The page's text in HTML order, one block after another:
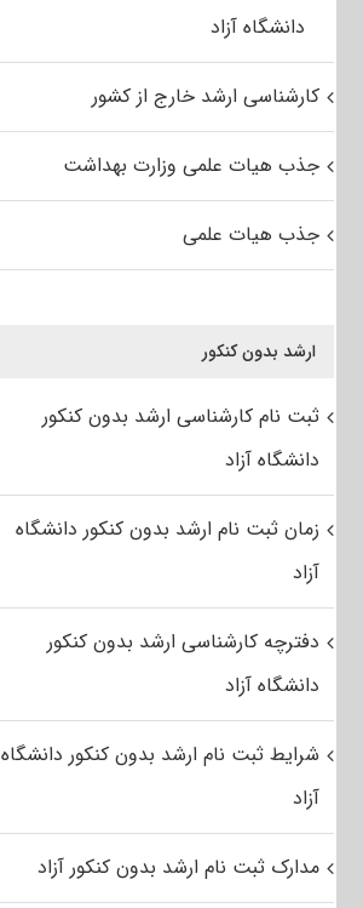
دانشگاه آزاد
کارشناسی ارشد خارج از کشور
جذب هیات علمی وزارت بهداشت
جذب هیات علمی
ارشد بدون کنکور
ثبت نام کارشناسی ارشد بدون کنکور
دانشگاه آزاد
زمان ثبت نام ارشد بدون کنکور دانشگاه
آزاد
دفترچه کارشناسی ارشد بدون کنکور
دانشگاه آزاد
شرایط ثبت نام ارشد بدون کنکور دانشگاه
آزاد
مدارک ثبت نام ارشد بدون کنکور آزاد